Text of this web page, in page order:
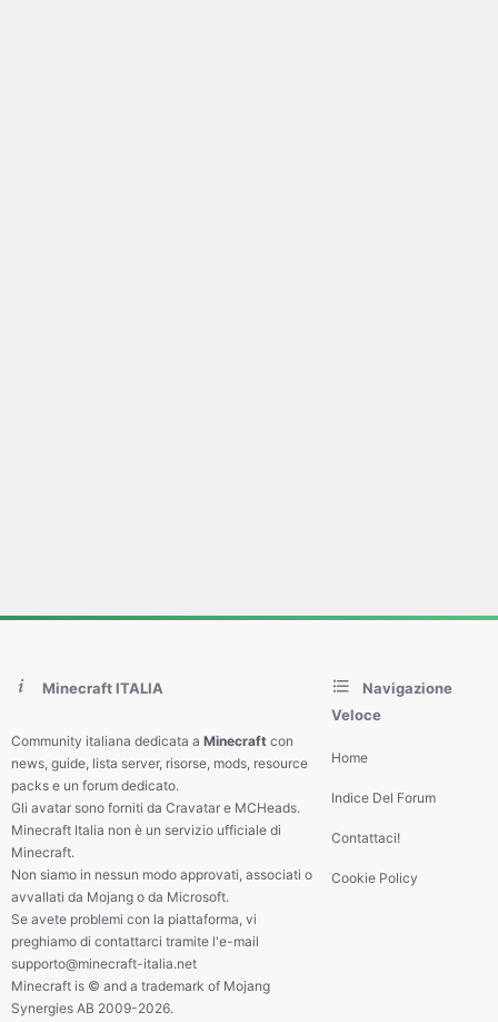
Minecraft ITALIA
Community italiana dedicata a Minecraft con
news, guide, lista server, risorse, mods, resource
packs e un forum dedicato.
Gli avatar sono forniti da Cravatar e MCHeads.
Minecraft Italia non è un servizio ufficiale di
Minecraft.
Non siamo in nessun modo approvati, associati o
avvallati da Mojang o da Microsoft.
Se avete problemi con la piattaforma, vi
preghiamo di contattarci tramite l'e-mail
supporto@minecraft-italia.net
Minecraft is © and a trademark of Mojang
Synergies AB 2009-2026.
Navigazione
Veloce
Home
Indice Del Forum
Contattaci!
Cookie Policy